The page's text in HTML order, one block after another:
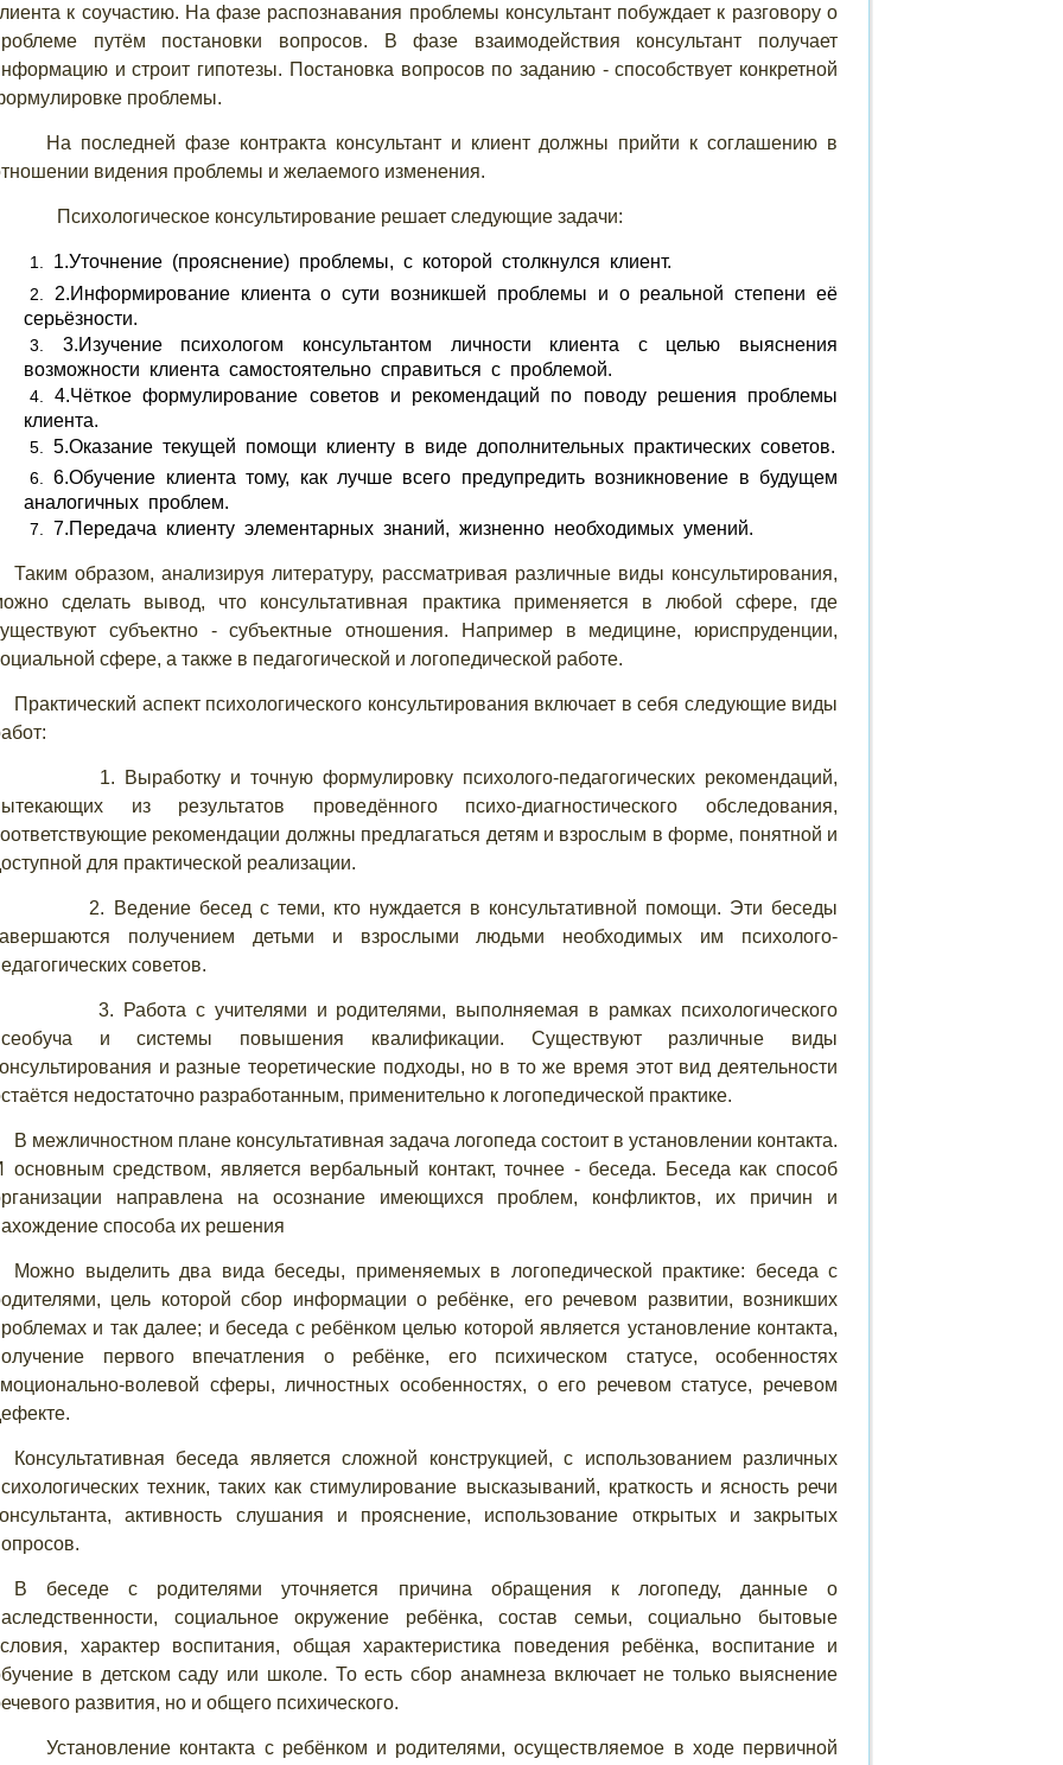
к соучастию. На фазе распознавания проблемы консультант побуждает к разговору о
путём постановки вопросов. В фазе взаимодействия консультант получает
и строит гипотезы. Постановка вопросов по заданию - способствует конкретной
проблемы.
На последней фазе контракта консультант и клиент должны прийти к соглашению в
видения проблемы и желаемого изменения.
Психологическое консультирование решает следующие задачи:
1.Уточнение (прояснение) проблемы, с которой столкнулся клиент.
2.Информирование клиента о сути возникшей проблемы и о реальной степени её
серьёзности.
3.Изучение психологом консультантом личности клиента с целью выяснения
возможности клиента самостоятельно справиться с проблемой.
4.Чёткое формулирование советов и рекомендаций по поводу решения проблемы
клиента.
5.Оказание текущей помощи клиенту в виде дополнительных практических советов.
6.Обучение клиента тому, как лучше всего предупредить возникновение в будущем
аналогичных проблем.
7.Передача клиенту элементарных знаний, жизненно необходимых умений.
Таким образом, анализируя литературу, рассматривая различные виды консультирования,
сделать вывод, что консультативная практика применяется в любой сфере, где
субъектно - субъектные отношения. Например в медицине, юриспруденции,
сфере, а также в педагогической и логопедической работе.
Практический аспект психологического консультирования включает в себя следующие виды
1. Выработку и точную формулировку психолого-педагогических рекомендаций,
из результатов проведённого психо-диагностического обследования,
рекомендации должны предлагаться детям и взрослым в форме, понятной и
для практической реализации.
2. Ведение бесед с теми, кто нуждается в консультативной помощи. Эти беседы
получением детьми и взрослыми людьми необходимых им психолого-
советов.
3. Работа с учителями и родителями, выполняемая в рамках психологического
и системы повышения квалификации. Существуют различные виды
и разные теоретические подходы, но в то же время этот вид деятельности
недостаточно разработанным, применительно к логопедической практике.
В межличностном плане консультативная задача логопеда состоит в установлении контакта.
основным средством, является вербальный контакт, точнее - беседа. Беседа как способ
направлена на осознание имеющихся проблем, конфликтов, их причин и
способа их решения
Можно выделить два вида беседы, применяемых в логопедической практике: беседа с
цель которой сбор информации о ребёнке, его речевом развитии, возникших
и так далее; и беседа с ребёнком целью которой является установление контакта,
первого впечатления о ребёнке, его психическом статусе, особенностях
волевой сферы, личностных особенностях, о его речевом статусе, речевом
Консультативная беседа является сложной конструкцией, с использованием различных
техник, таких как стимулирование высказываний, краткость и ясность речи
активность слушания и прояснение, использование открытых и закрытых
В беседе с родителями уточняется причина обращения к логопеду, данные о
социальное окружение ребёнка, состав семьи, социально бытовые
характер воспитания, общая характеристика поведения ребёнка, воспитание и
в детском саду или школе. То есть сбор анамнеза включает не только выяснение
развития, но и общего психического.
Установление контакта с ребёнком и родителями, осуществляемое в ходе первичной